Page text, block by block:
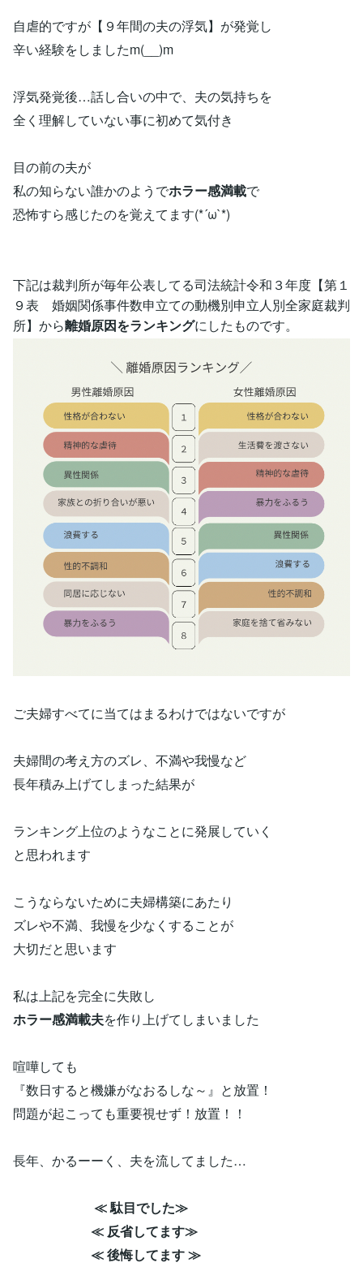
自虐的ですが【９年間の夫の浮気】が発覚し
辛い経験をしましたm(__)m
浮気発覚後…話し合いの中で、夫の気持ちを
全く理解していない事に初めて気付き
目の前の夫が
私の知らない誰かのようでホラー感満載で
恐怖すら感じたのを覚えてます(*´ω`*)
下記は裁判所が毎年公表してる司法統計令和３年度【第１
９表 婚姻関係事件数申立ての動機別申立人別全家庭裁判
所】から離婚原因をランキングにしたものです。
ご夫婦すべてに当てはまるわけではないですが
夫婦間の考え方のズレ、不満や我慢など
長年積み上げてしまった結果が
ランキング上位のようなことに発展していく
と思われます
こうならないために夫婦構築にあたり
ズレや不満、我慢を少なくすることが
大切だと思います
私は上記を完全に失敗し
ホラー感満載夫を作り上げてしまいました
喧嘩しても
『数日すると機嫌がなおるしな～』と放置！
問題が起こっても重要視せず！放置！！
長年、かるーーく、夫を流してました…
≪ 駄目でした≫
≪ 反省してます≫
≪ 後悔してます ≫